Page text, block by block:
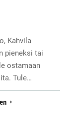
Kahvila
pieneksi tai
ostamaan
Tule…